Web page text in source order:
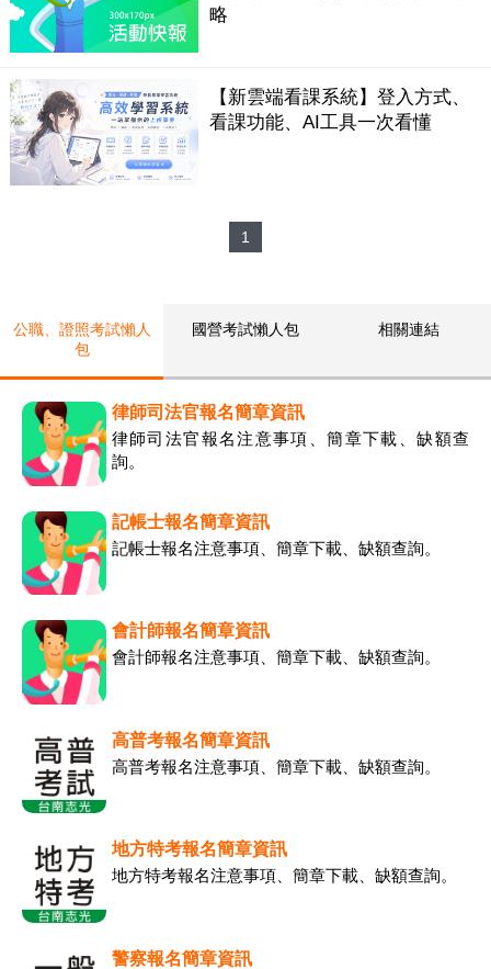
略
【新雲端看課系統】登入方式、
看課功能、AI工具一次看懂
1
公職、證照考試懶人
包
國營考試懶人包 相關連結
律師司法官報名簡章資訊
律師司法官報名注意事項、簡章下載、缺額查
詢。
記帳士報名簡章資訊
記帳士報名注意事項、簡章下載、缺額查詢。
會計師報名簡章資訊
會計師報名注意事項、簡章下載、缺額查詢。
高普考報名簡章資訊
高普考報名注意事項、簡章下載、缺額查詢。
地方特考報名簡章資訊
地方特考報名注意事項、簡章下載、缺額查詢。
警察報名簡章資訊